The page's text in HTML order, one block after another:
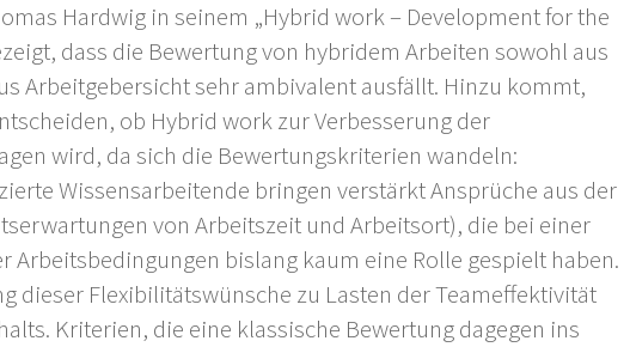
Hardwig in seinem „Hybrid work – Development for the
dass die Bewertung von hybridem Arbeiten sowohl aus
Arbeitgebersicht sehr ambivalent ausfällt. Hinzu kommt,
ob Hybrid work zur Verbesserung der
wird, da sich die Bewertungskriterien wandeln:
Wissensarbeitende bringen verstärkt Ansprüche aus der
von Arbeitszeit und Arbeitsort), die bei einer
Arbeitsbedingungen bislang kaum eine Rolle gespielt haben.
dieser Flexibilitätswünsche zu Lasten der Teameffektivität
Kriterien, die eine klassische Bewertung dagegen ins